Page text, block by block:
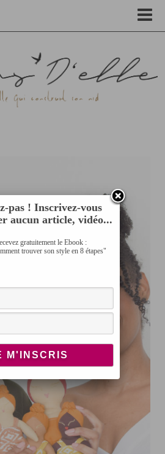
pas ! Inscrivez-vous
aucun article, vidéo...
gratuitement le Ebook :
trouver son style en 8 étapes"